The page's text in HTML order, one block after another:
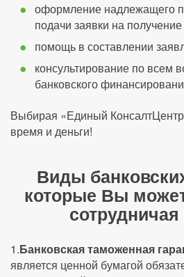
оформление надлежащего
подачи заявки на
помощь в составлении
консультирование по всем
банковского
Выбирая «Единый
время и деньги!
Виды
которые Вы
1.Банковская таможенная
является ценной бумагой